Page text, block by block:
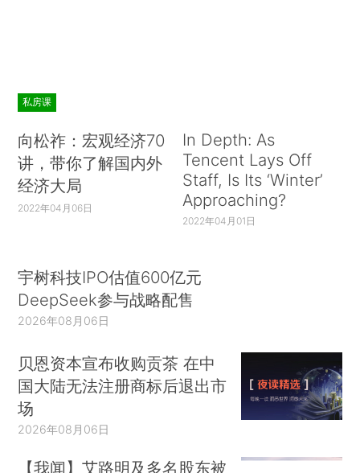
私房课
向松祚：宏观经济70
讲，带你了解国内外
经济大局
2022年04月06日
In Depth: As
Tencent Lays Off
Staff, Is Its ‘Winter’
Approaching?
2022年04月01日
宇树科技IPO估值600亿元
DeepSeek参与战略配售
2026年08月06日
贝恩资本宣布收购贡茶 在中
国大陆无法注册商标后退出市
场
2026年08月06日
【我闻】艾路明及多名股东被